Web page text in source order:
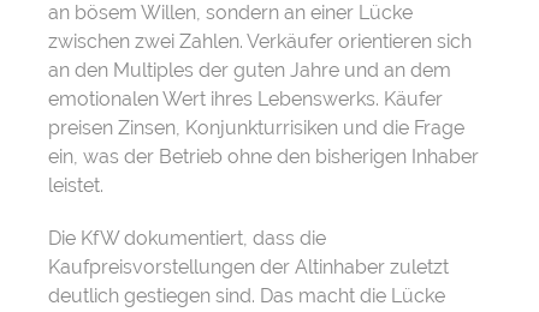
an bösem Willen, sondern an einer Lücke
zwischen zwei Zahlen. Verkäufer orientieren sich
an den Multiples der guten Jahre und an dem
emotionalen Wert ihres Lebenswerks. Käufer
preisen Zinsen, Konjunkturrisiken und die Frage
ein, was der Betrieb ohne den bisherigen Inhaber
leistet.
Die KfW dokumentiert, dass die
Kaufpreisvorstellungen der Altinhaber zuletzt
deutlich gestiegen sind. Das macht die Lücke